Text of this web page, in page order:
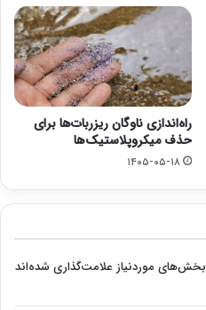
راه‌اندازی ناوگان ریزربات‌ها برای
حذف میکروپلاستیک‌ها
۱۴۰۵-۰۵-۱۸
بخش‌های موردنیاز علامت‌گذاری شده‌اند